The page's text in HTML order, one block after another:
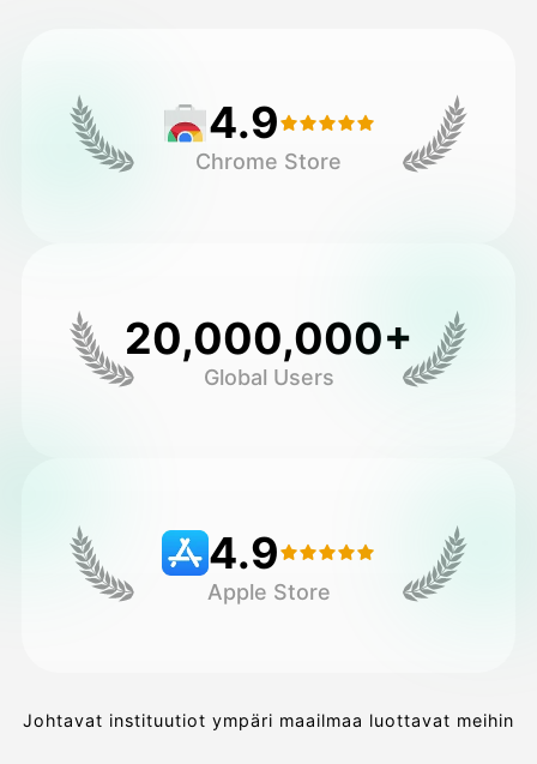
Muut työkalut 4.9
Chrome Store
20,000,000+
Global Users
4.9
Apple Store
Johtavat instituutiot ympäri maailmaa luottavat meihin